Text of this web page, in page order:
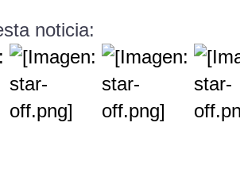
noticia: